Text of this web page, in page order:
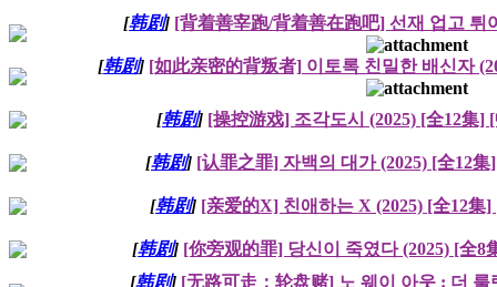
[韩剧] [背着善宰跑/背着善在跑吧] 선재 업고 튀
[韩剧] [如此亲密的背叛者] 이토록 친밀한 배신자
[韩剧] [操控游戏] 조각도시 (2025) [全12集]
[韩剧] [认罪之罪] 자백의 대가 (2025) [全12
[韩剧] [亲爱的X] 친애하는 X (2025) [全12集
[韩剧] [你旁观的罪] 당신이 죽였다 (2025) [全8
[韩剧] [无路可走：轮盘赌] 노 웨이 아웃 : 더 룰